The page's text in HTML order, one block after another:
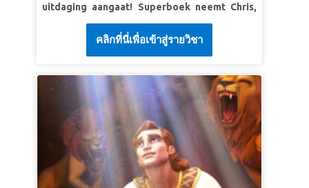
SuperWaarheid:Ik zal Gods regels
het niet nodig is.
SuperVers:
"Houd met je hele hart van jullie
Heer God. Doe alles wat Hij zegt. Wees trouw
aan Hem. Dien Hem met je hele hart en je hele
ziel."Joshua 22:5b (BB)
uitdaging aangaat! Superboek neemt Chris,
Joy en Gizmo mee naar David in de heuvels
van het oude Bethlehem. Wees getuige hoe
Goliath, een strijder die God uitlacht, niet
opgewassen is tegen het geloof van een
jonge herdersjongen. De kinderen leren dat
je elke angst kunt overwinnen door op de
Heer te vertrouwen! *Zorg ervoor dat je van
te voren een voorbeeld van de
Bijbelverhalenvideo bekijkt, want sommige
beelden kunnen te intens zijn voor jonge
คลิกที่นี่เพื่อเข้าสู่รายวิชา